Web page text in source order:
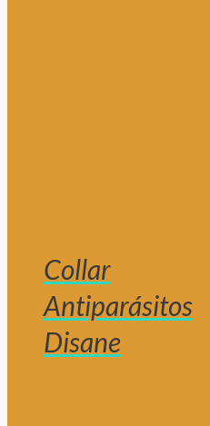
Collar
Antiparásitos
Disane